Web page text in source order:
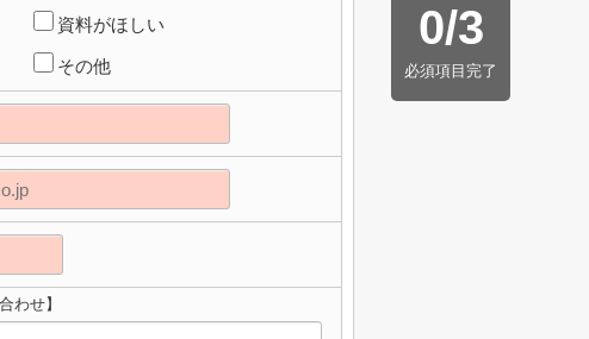
0/3
必須項目完了
資料がほしい
その他
わせ】